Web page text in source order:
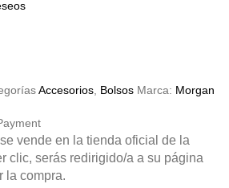
Accesorios Bolsos Marca: Morgan
vende en la tienda oficial de la
clic, serás redirigido/a a su página
la compra.